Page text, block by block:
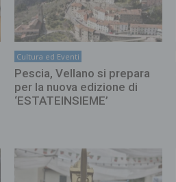
Cultura ed Eventi
Pescia, Vellano si prepara
per la nuova edizione di
‘ESTATEINSIEME’